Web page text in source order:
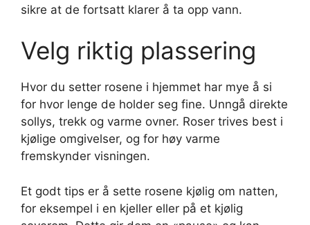
sikre at de fortsatt klarer å ta opp vann.
Velg riktig plassering
Hvor du setter rosene i hjemmet har mye å si
for hvor lenge de holder seg fine. Unngå direkte
sollys, trekk og varme ovner. Roser trives best i
kjølige omgivelser, og for høy varme
fremskynder visningen.
Et godt tips er å sette rosene kjølig om natten,
for eksempel i en kjeller eller på et kjølig